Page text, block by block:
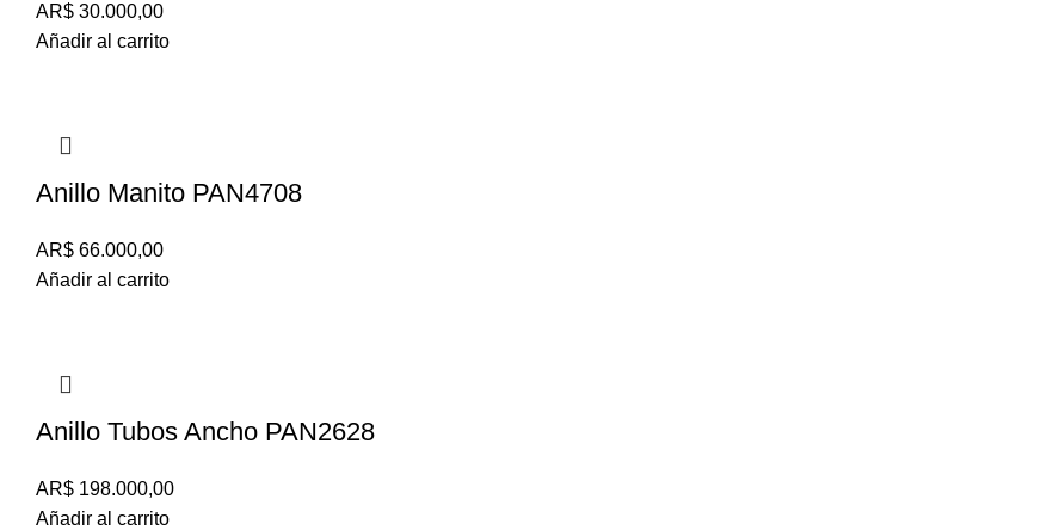
AR$ 30.000,00
Añadir al carrito
Anillo Manito PAN4708
AR$ 66.000,00
Añadir al carrito
Anillo Tubos Ancho PAN2628
AR$ 198.000,00
Añadir al carrito